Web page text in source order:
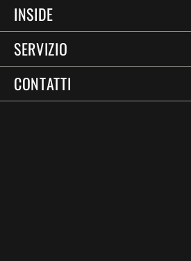
INSIDE
SERVIZIO
CONTATTI